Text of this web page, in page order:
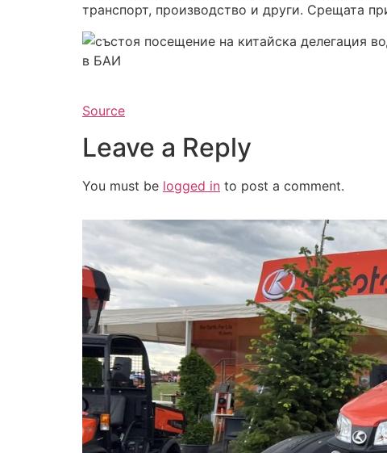
транспорт, производство и други. Срещата
Source
Leave a Reply
You must be logged in to post a comment.